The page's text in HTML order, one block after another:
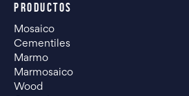
PRODUCTOS
Mosaico
Cementiles
Marmo
Marmosaico
Wood